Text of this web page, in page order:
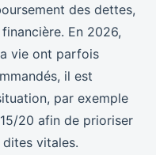
des dettes,
En 2026,
vie ont parfois
il est
par exemple
20 afin de prioriser
vitales.